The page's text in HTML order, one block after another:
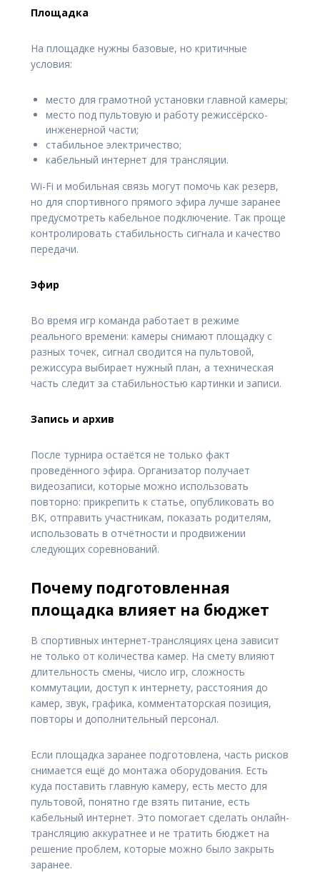
Площадка
На площадке нужны базовые, но критичные
условия:
место для грамотной установки главной камеры;
место под пультовую и работу режиссёрско-
инженерной части;
стабильное электричество;
кабельный интернет для трансляции.
Wi-Fi и мобильная связь могут помочь как резерв,
но для спортивного прямого эфира лучше заранее
предусмотреть кабельное подключение. Так проще
контролировать стабильность сигнала и качество
передачи.
Эфир
Во время игр команда работает в режиме
реального времени: камеры снимают площадку с
разных точек, сигнал сводится на пультовой,
режиссура выбирает нужный план, а техническая
часть следит за стабильностью картинки и записи.
Запись и архив
После турнира остаётся не только факт
проведённого эфира. Организатор получает
видеозаписи, которые можно использовать
повторно: прикрепить к статье, опубликовать во
ВК, отправить участникам, показать родителям,
использовать в отчётности и продвижении
следующих соревнований.
Почему подготовленная
площадка влияет на бюджет
В спортивных интернет-трансляциях цена зависит
не только от количества камер. На смету влияют
длительность смены, число игр, сложность
коммутации, доступ к интернету, расстояния до
камер, звук, графика, комментаторская позиция,
повторы и дополнительный персонал.
Если площадка заранее подготовлена, часть рисков
снимается ещё до монтажа оборудования. Есть
куда поставить главную камеру, есть место для
пультовой, понятно где взять питание, есть
кабельный интернет. Это помогает сделать онлайн-
трансляцию аккуратнее и не тратить бюджет на
решение проблем, которые можно было закрыть
заранее.